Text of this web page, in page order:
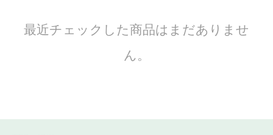
最近チェックした商品はまだありませ
ん。